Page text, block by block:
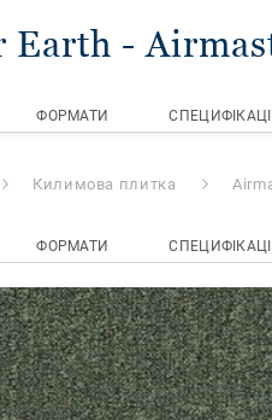
Earth -
ФОРМАТИ
Килимова плитка
ФОРМАТИ